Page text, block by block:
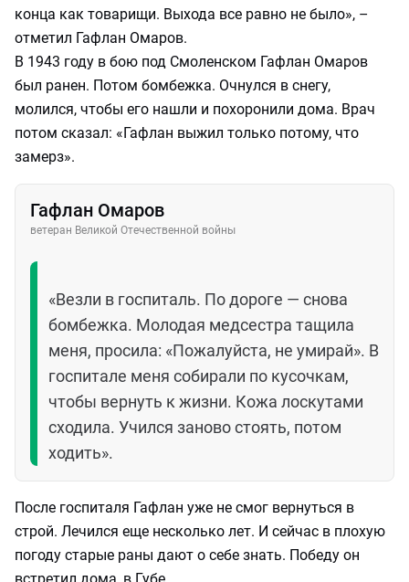
конца как товарищи. Выхода все равно не было», –
отметил Гафлан Омаров.
В 1943 году в бою под Смоленском Гафлан Омаров
был ранен. Потом бомбежка. Очнулся в снегу,
молился, чтобы его нашли и похоронили дома. Врач
потом сказал: «Гафлан выжил только потому, что
замерз».
Гафлан Омаров
ветеран Великой Отечественной войны
«Везли в госпиталь. По дороге — снова
бомбежка. Молодая медсестра тащила
меня, просила: «Пожалуйста, не умирай». В
госпитале меня собирали по кусочкам,
чтобы вернуть к жизни. Кожа лоскутами
сходила. Учился заново стоять, потом
ходить».
После госпиталя Гафлан уже не смог вернуться в
строй. Лечился еще несколько лет. И сейчас в плохую
погоду старые раны дают о себе знать. Победу он